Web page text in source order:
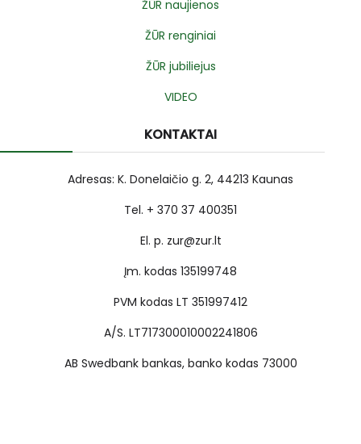
ŽŪR naujienos
ŽŪR renginiai
ŽŪR jubiliejus
VIDEO
KONTAKTAI
Adresas: K. Donelaičio g. 2, 44213 Kaunas
Tel. + 370 37 400351
El. p. zur@zur.lt
Įm. kodas 135199748
PVM kodas LT 351997412
A/S. LT717300010002241806
AB Swedbank bankas, banko kodas 73000